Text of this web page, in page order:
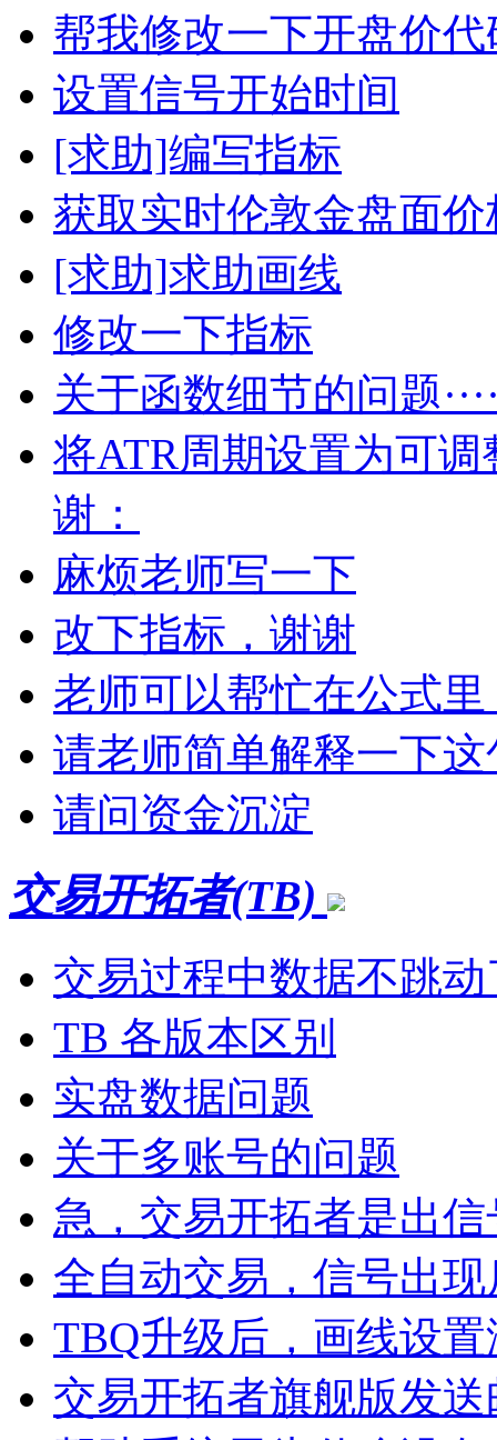
帮我修改一下开盘价代
设置信号开始时间
[求助]编写指标
获取实时伦敦金盘面
[求助]求助画线
修改一下指标
关于函数细节的问题
将ATR周期设置为可
谢：
麻烦老师写一下
改下指标，谢谢
老师可以帮忙在公式
请老师简单解释一下这
请问资金沉淀
交易开拓者(TB)
交易过程中数据不跳动
TB 各版本区别
实盘数据问题
关于多账号的问题
急，交易开拓者是出
全自动交易，信号出现
TBQ升级后，画线设
交易开拓者旗舰版发